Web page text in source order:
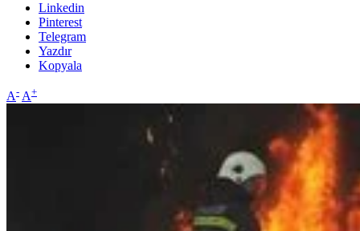
Linkedin
Pinterest
Telegram
Yazdır
Kopyala
A- A+